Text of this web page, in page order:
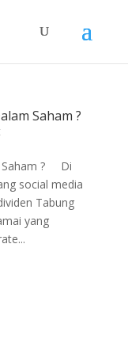
Saham ?
Saham ? Di
social media
Tabung
yang